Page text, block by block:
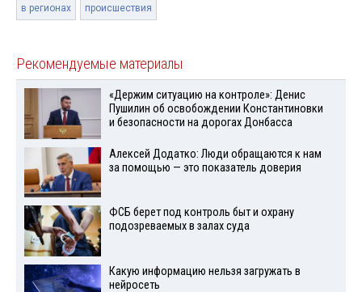
в регионах происшествия
Рекомендуемые материалы
«Держим ситуацию на контроле»: Денис
Пушилин об освобождении Константиновки
и безопасности на дорогах Донбасса
Алексей Додатко: Люди обращаются к нам
за помощью — это показатель доверия
ФСБ берет под контроль быт и охрану
подозреваемых в залах суда
Какую информацию нельзя загружать в
нейросеть